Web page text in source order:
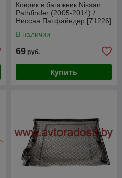
Коврик в багажник Nissan
Pathfinder (2005-2014) /
Ниссан Патфайндер [71226]
В наличии
69 руб.
Купить